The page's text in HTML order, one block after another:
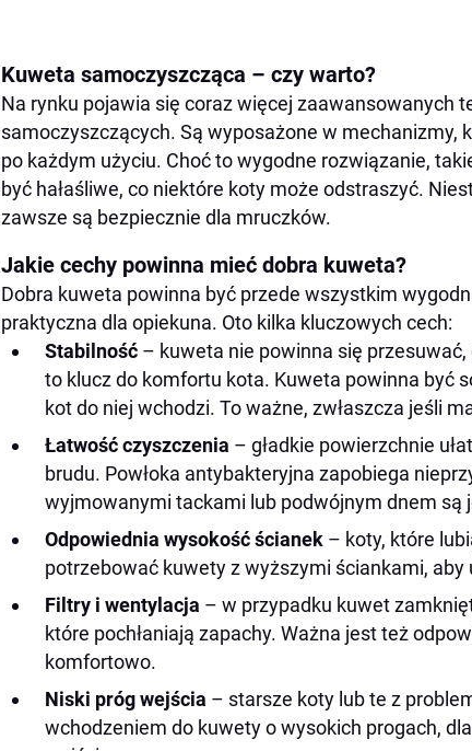
Kuweta samoczyszcząca – czy warto?
Na rynku pojawia się coraz więcej zaawansowanych
samoczyszczących. Są wyposażone w mechanizmy,
po każdym użyciu. Choć to wygodne rozwiązanie,
być hałaśliwe, co niektóre koty może odstraszyć.
zawsze są bezpiecznie dla mruczków.
Jakie cechy powinna mieć dobra kuweta?
Dobra kuweta powinna być przede wszystkim
praktyczna dla opiekuna. Oto kilka kluczowych cech:
Stabilność – kuweta nie powinna się
to klucz do komfortu kota. Kuweta powinna być
kot do niej wchodzi. To ważne, zwłaszcza jeśli
Łatwość czyszczenia – gładkie powierzchnie
brudu. Powłoka antybakteryjna zapobiega
wyjmowanymi tackami lub podwójnym dnem są
Odpowiednia wysokość ścianek – koty, które
potrzebować kuwety z wyższymi ściankami,
Filtry i wentylacja – w przypadku kuwet
które pochłaniają zapachy. Ważna jest też
komfortowo.
Niski próg wejścia – starsze koty lub te z
wchodzeniem do kuwety o wysokich progach,